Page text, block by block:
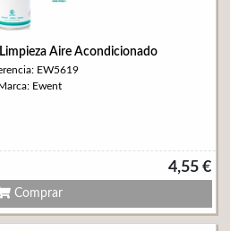
Aire Acondicionado
EW5619
Ewent
4,55 €
Comprar